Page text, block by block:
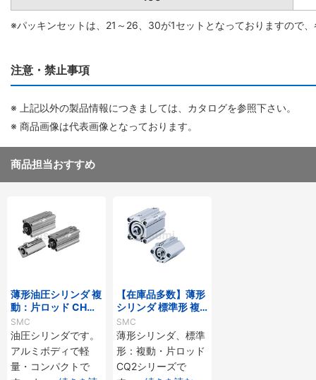
※パッキンセットは、21～26、30が1セットとなっておりますので
注意・禁止事項
※ 上記以外の製品情報につきましては、カタログを参照下さい。
※ 商品画像は代表画像となっております。
商品担当おすすめ
薄形油圧シリンダ 複
動：片ロッド CH□
QBシリーズ
SMC
油圧シリンダです。
アルミボディで軽
量・コンパクトで
【在庫品多数】薄形
シリンダ 標準形 複
動・片ロッド CQ2
シリーズ
SMC
薄形シリンダ、標準
形：複動・片ロッド
CQ2シリーズで